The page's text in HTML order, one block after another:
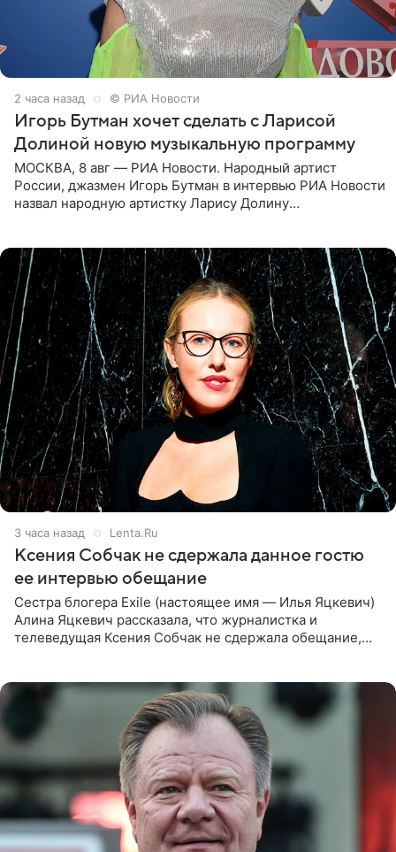
2 часа назад © РИА Новости
Игорь Бутман хочет сделать с Ларисой
Долиной новую музыкальную программу
МОСКВА, 8 авг — РИА Новости. Народный артист
России, джазмен Игорь Бутман в интервью РИА Новости
назвал народную артистку Ларису Долину
3 часа назад Lenta.Ru
Ксения Собчак не сдержала данное гостю
ее интервью обещание
Сестра блогера Exile (настоящее имя — Илья Яцкевич)
Алина Яцкевич рассказала, что журналистка и
телеведущая Ксения Собчак не сдержала обещание,